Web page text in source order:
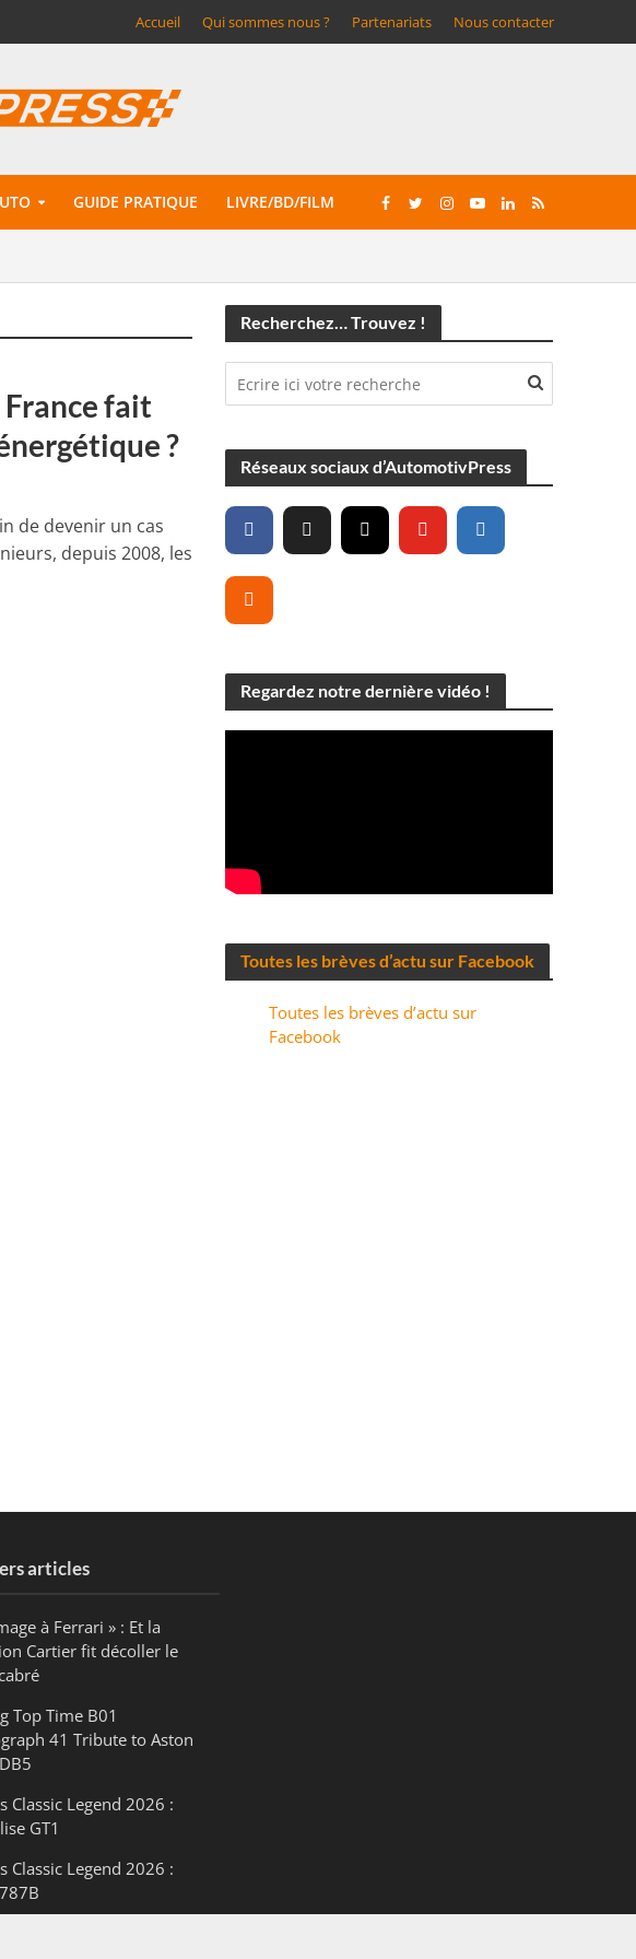
Accueil Qui sommes nous ? Partenariats Nous contacter
GUIDE PRATIQUE LIVRE/BD/FILM
fait
?
de devenir un cas
depuis 2008, les
Recherchez… Trouvez !
Réseaux sociaux d’AutomotivPress
Regardez notre dernière vidéo !
Toutes les brèves d’actu sur Facebook
Toutes les brèves d’actu sur
Facebook
articles
à Ferrari » : Et la
Cartier fit décoller le
Top Time B01
41 Tribute to Aston
Classic Legend 2026 :
GT1
Classic Legend 2026 :